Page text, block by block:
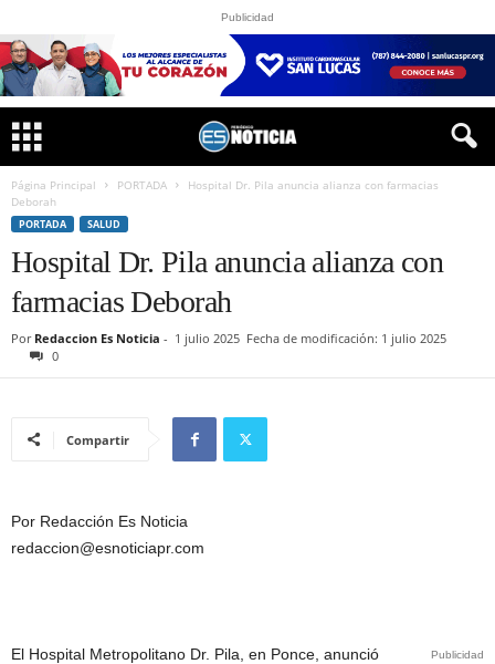
Publicidad
Página Principal PORTADA
Hospital Dr. Pila anuncia alianza con farmacias
Deborah
PORTADA SALUD
Hospital Dr. Pila anuncia alianza con
farmacias Deborah
Por Redaccion Es Noticia - 1 julio 2025 Fecha de modificación: 1 julio 2025
0
Compartir
Por Redacción Es Noticia
redaccion@esnoticiapr.com
Publicidad
El Hospital Metropolitano Dr. Pila, en Ponce, anunció